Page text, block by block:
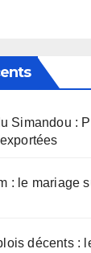
Simandou :
: le mariage
décents :